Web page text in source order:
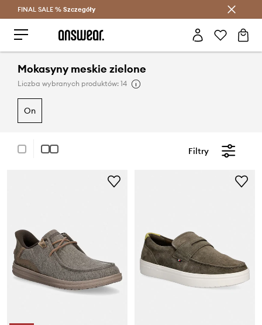
Oszczędzaj z Answear Club >
FINAL SALE % Szczegóły
Mokasyny meskie zielone
Liczba wybranych produktów: 14
on
Filtry